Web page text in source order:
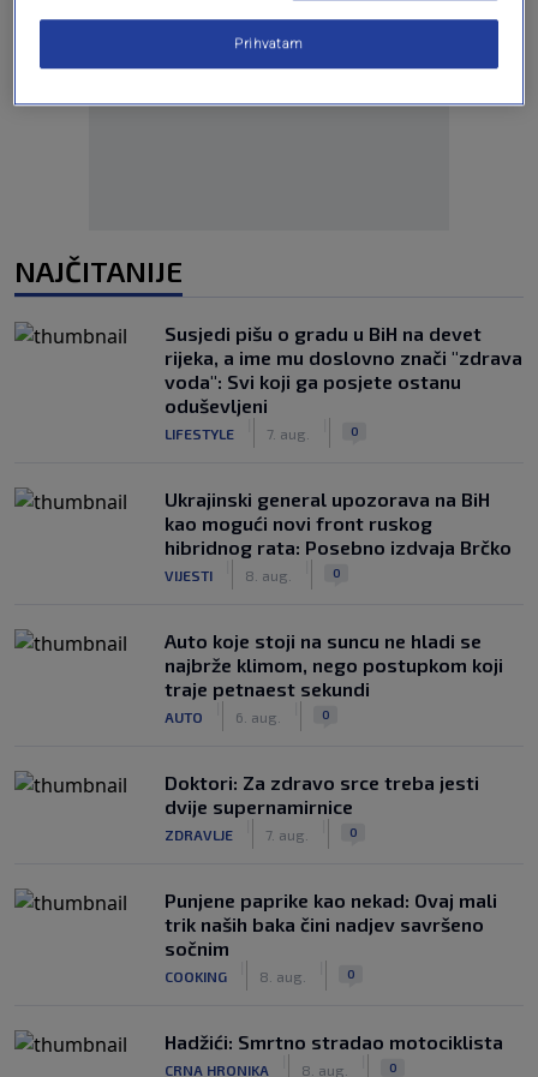
NAJČITANIJE
Susjedi pišu o gradu u BiH na devet
rijeka, a ime mu doslovno znači "zdrava
voda": Svi koji ga posjete ostanu
oduševljeni
LIFESTYLE 7. aug. 0
Ukrajinski general upozorava na BiH
kao mogući novi front ruskog
hibridnog rata: Posebno izdvaja Brčko
VIJESTI 8. aug. 0
Auto koje stoji na suncu ne hladi se
najbrže klimom, nego postupkom koji
traje petnaest sekundi
AUTO 6. aug. 0
Doktori: Za zdravo srce treba jesti
dvije supernamirnice
ZDRAVLJE 7. aug. 0
Punjene paprike kao nekad: Ovaj mali
trik naših baka čini nadjev savršeno
sočnim
COOKING 8. aug. 0
Hadžići: Smrtno stradao motociklista
CRNA HRONIKA 8. aug. 0
Prihvatam